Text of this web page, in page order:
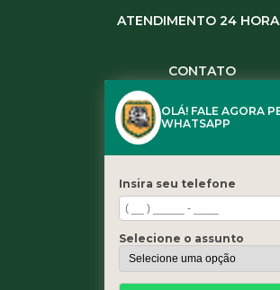
ATENDIMENTO 24
CONTATO
(11) 3461-5871
Home
Quem somos
Serviços
OLÁ! FALE AGORA
WHATSAPP
Insira seu telefone
Selecione o assunto